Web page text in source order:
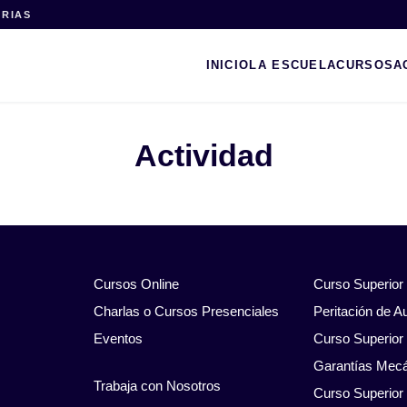
INICIO LA ESCUELACURSOS
Actividad
Cursos Online
Charlas o Cursos Presenciales
Eventos
Trabaja con Nosotros
Curso
Peritación de
Curso Superior
Garantías
Curso